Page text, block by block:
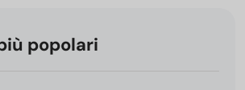
popolari